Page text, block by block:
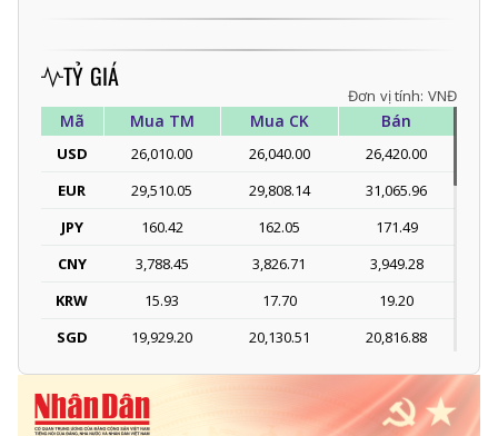
TỶ GIÁ
Đơn vị tính: VNĐ
Mã Mua TM Mua CK Bán
USD 26,010.00 26,040.00
26,420.00
EUR
29,510.05 29,808.14
31,065.96
JPY
160.42 162.05
171.49
CNY
3,788.45 3,826.71
3,949.28
KRW
15.93 17.70
19.20
SGD
19,929.20 20,130.51
20,816.88
DKK
- 3,977.16
4,129.26
THB
810.22